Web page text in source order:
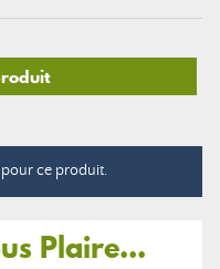
pour ce produit.
Plaire...